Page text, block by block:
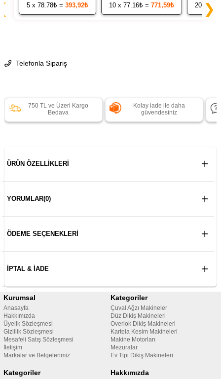
5x 78.78₺ = 393,92₺ 10x 77.16₺ = 771,59₺ 20x❯
Telefonla Sipariş
750 TL ve Üzeri Kargo
Bedava
Kolay iade ile daha
güvendesiniz
ÜRÜN ÖZELLIKLERI
YORUMLAR(0)
ÖDEME SEÇENEKLERI
İPTAL & İADE
Kurumsal
Anasayfa
Hakkımızda
Üyelik Sözleşmesi
Gizlilik Sözleşmesi
Mesafeli Satış Sözleşmesi
İletişim
Markalar ve Belgelerimiz
Kategoriler
Çuval Ağzı Makineler
Düz Dikiş Makineleri
Overlok Dikiş Makineleri
Kartela Kesim Makineleri
Makine Motorları
Mezuralar
Ev Tipi Dikiş Makineleri
Kategoriler Hakkımızda